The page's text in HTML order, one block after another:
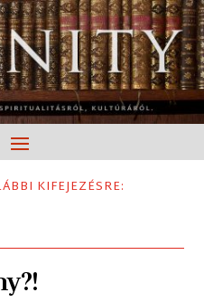
KIFEJEZÉSRE: